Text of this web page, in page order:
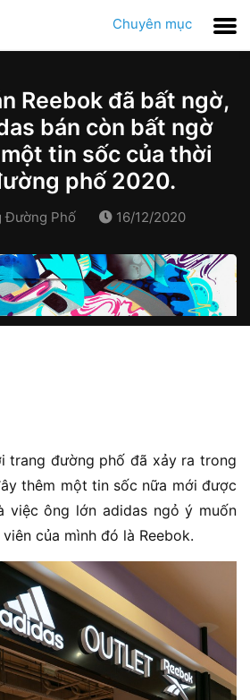
Chuyên mục
Reebok đã bất ngờ,
bán còn bất ngờ
tin sốc của thời
phố 2020.
Đường Phố 16/12/2020
trang đường phố đã xảy ra trong
thêm một tin sốc nữa mới được
việc ông lớn adidas ngỏ ý muốn
của mình đó là Reebok.